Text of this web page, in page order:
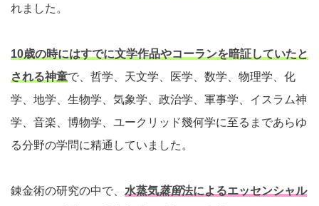
れました。
10歳の時にはすでに文学作品やコーランを暗証していたと
される神童で、哲学、天文学、医学、数学、物理学、化
学、地学、生物学、気象学、政治学、軍事学、イスラム神
学、音楽、博物学、ユークリッド幾何学に至るまであらゆ
る分野の学問に精通していました。
錬金術の研究の中で、 水蒸気蒸留法によるエッセンシャル